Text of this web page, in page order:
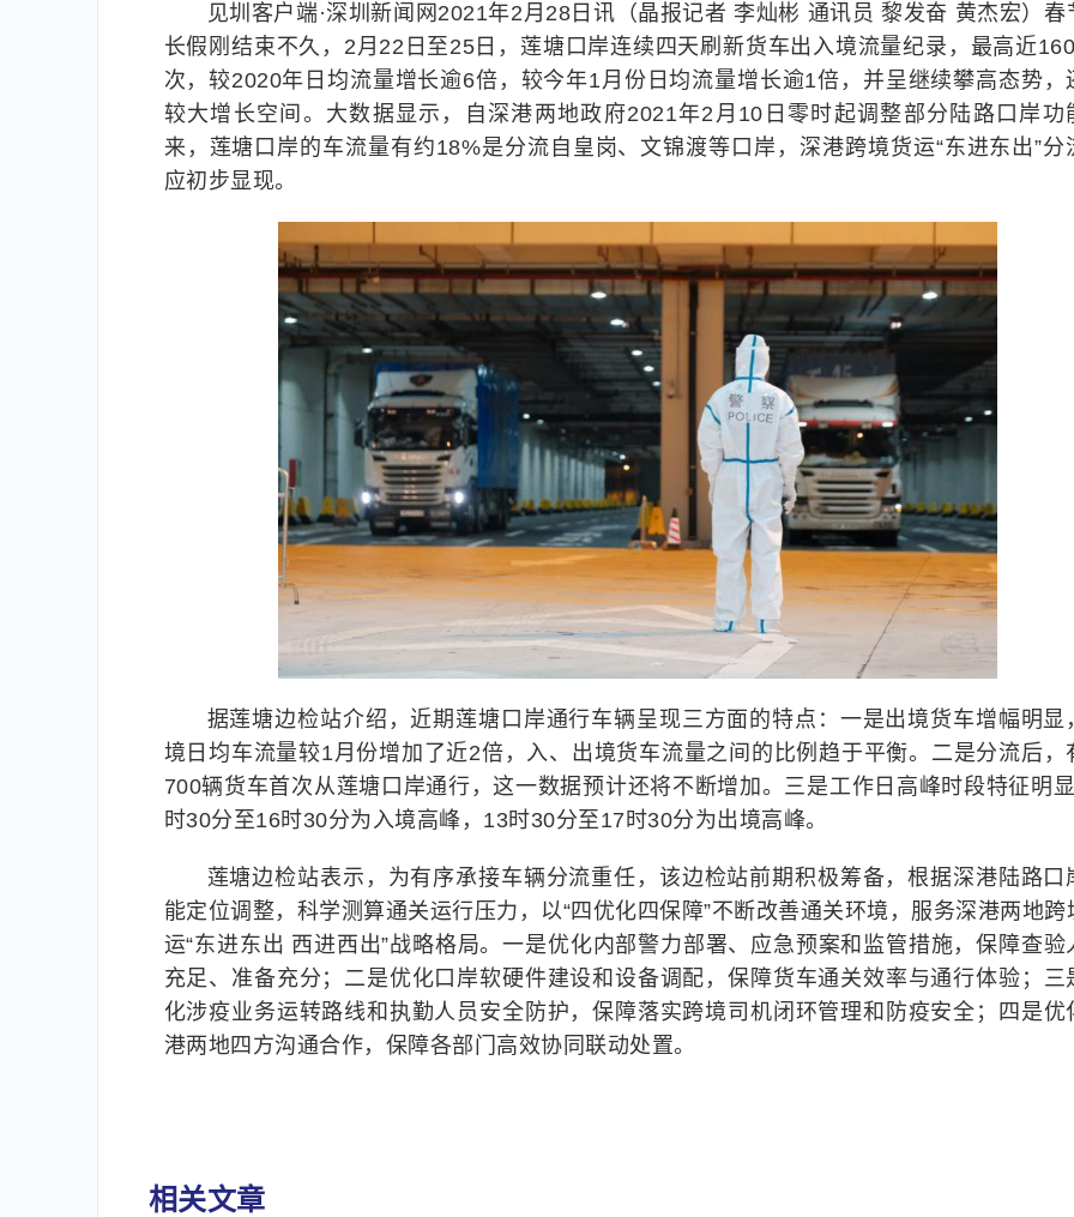
见圳客户端·深圳新闻网2021年2月28日讯（晶报记者 李灿彬 通讯员 黎发奋 黄杰宏）春
长假刚结束不久，2月22日至25日，莲塘口岸连续四天刷新货车出入境流量纪录，最高近
次，较2020年日均流量增长逾6倍，较今年1月份日均流量增长逾1倍，并呈继续攀高态势，
较大增长空间。大数据显示，自深港两地政府2021年2月10日零时起调整部分陆路口岸功
来，莲塘口岸的车流量有约18%是分流自皇岗、文锦渡等口岸，深港跨境货运“东进东出”分
应初步显现。
据莲塘边检站介绍，近期莲塘口岸通行车辆呈现三方面的特点：一是出境货车增幅明显
境日均车流量较1月份增加了近2倍，入、出境货车流量之间的比例趋于平衡。二是分流后，
700辆货车首次从莲塘口岸通行，这一数据预计还将不断增加。三是工作日高峰时段特征明
时30分至16时30分为入境高峰，13时30分至17时30分为出境高峰。
莲塘边检站表示，为有序承接车辆分流重任，该边检站前期积极筹备，根据深港陆路口
能定位调整，科学测算通关运行压力，以“四优化四保障”不断改善通关环境，服务深港两地跨
运“东进东出 西进西出”战略格局。一是优化内部警力部署、应急预案和监管措施，保障查验
充足、准备充分；二是优化口岸软硬件建设和设备调配，保障货车通关效率与通行体验；三
化涉疫业务运转路线和执勤人员安全防护，保障落实跨境司机闭环管理和防疫安全；四是优
港两地四方沟通合作，保障各部门高效协同联动处置。
相关文章